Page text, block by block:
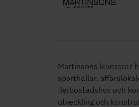
Martinsons levererar
sporthallar,
flerbostadshus och
utveckling och